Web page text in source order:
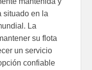
situado en la
La
su flota
un servicio
confiable